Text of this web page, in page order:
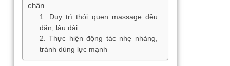
chân
1. Duy trì thói quen massage đều
đặn, lâu dài
2. Thực hiện động tác nhẹ nhàng,
tránh dùng lực mạnh